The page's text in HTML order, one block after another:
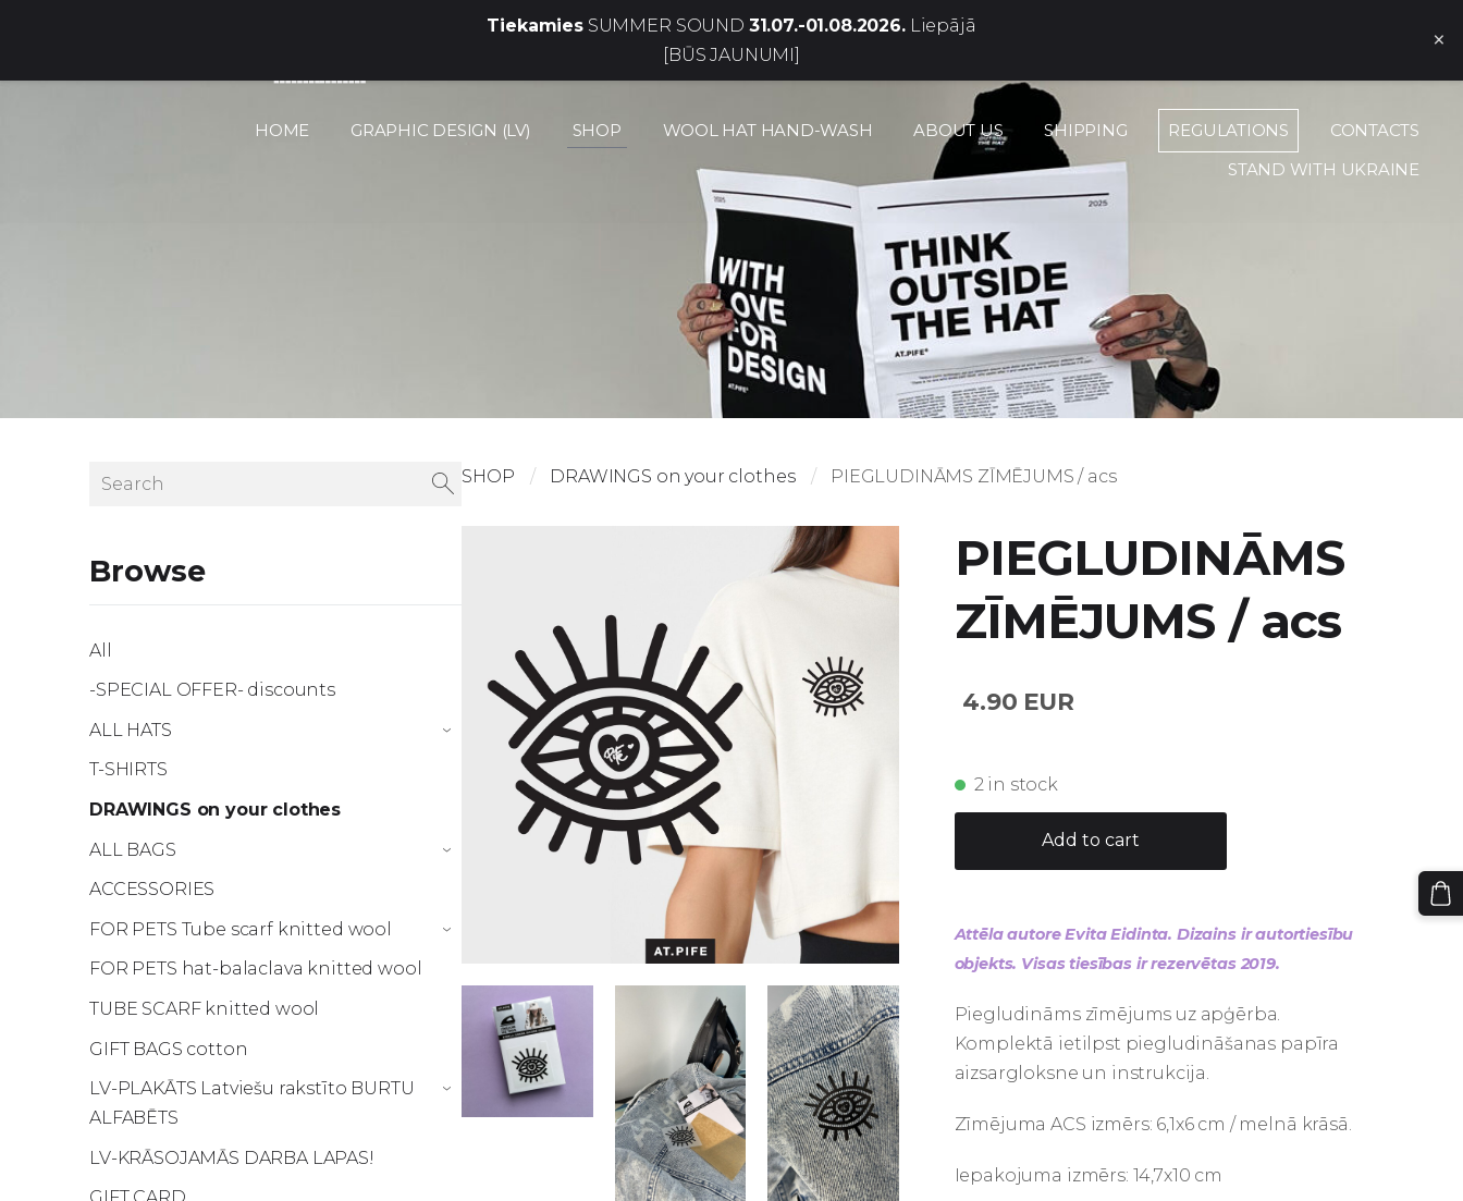
TiekamiesSUMMER SOUND 31.07.-01.08.2026.Liepājā
[BŪS JAUNUMI]
×
HOME GRAPHIC DESIGN (LV) SHOP WOOL HAT HAND-WASH ABOUT US SHIPPING REGULATIONS
CONTACTS
STAND WITH UKRAINE
Browse
All
-SPECIAL OFFER- discounts
ALL HATS
›
T-SHIRTS
DRAWINGS on your clothes
ALL BAGS
›
ACCESSORIES
FOR PETS Tube scarf knitted wool
›
FOR PETS hat-balaclava knitted wool
TUBE SCARF knitted wool
GIFT BAGS cotton
LV-PLAKĀTS Latviešu rakstīto BURTU
ALFABĒTS
›
LV-KRĀSOJAMĀS DARBA LAPAS!
SHOP DRAWINGS on your clothes PIEGLUDINĀMS ZĪMĒJUMS / acs
PIEGLUDINĀMS
ZĪMĒJUMS / acs
4.90 EUR
2 in stock
Add to cart
Attēla autore Evita Eidinta. Dizains ir autortiesību
objekts. Visas tiesības ir rezervētas 2019.
Piegludināms zīmējums uz apģērba.
Komplektā ietilpst piegludināšanas papīra
aizsargloksne un instrukcija.
Zīmējuma ACS izmērs: 6,1x6 cm / melnā krāsā.
Iepakojuma izmērs: 14,7x10 cm